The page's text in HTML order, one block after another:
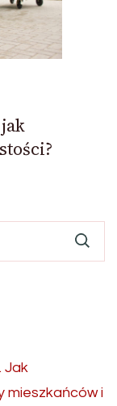
Jak
mieszkańców i